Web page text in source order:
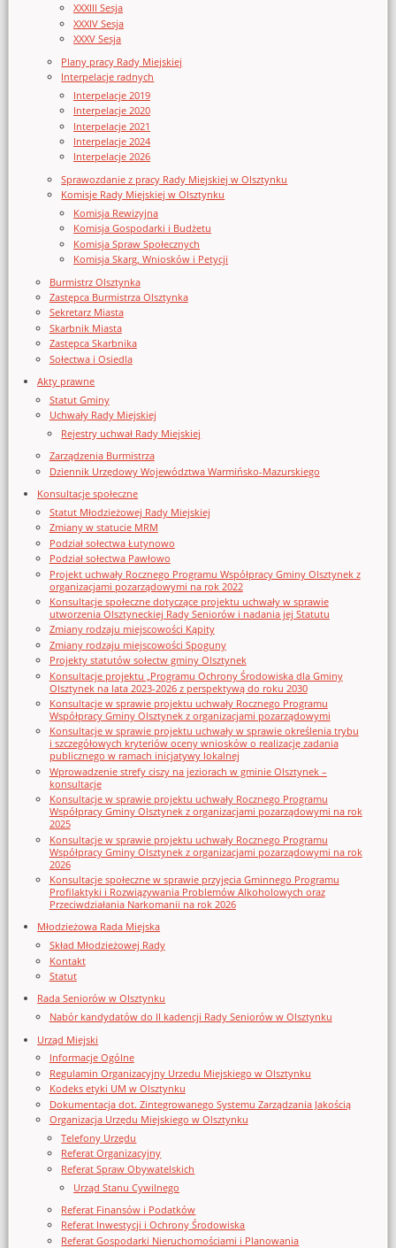
XXXIII Sesja
XXXIV Sesja
XXXV Sesja
Plany pracy Rady Miejskiej
Interpelacje radnych
Interpelacje 2019
Interpelacje 2020
Interpelacje 2021
Interpelacje 2024
Interpelacje 2026
Sprawozdanie z pracy Rady Miejskiej w Olsztynku
Komisje Rady Miejskiej w Olsztynku
Komisja Rewizyjna
Komisja Gospodarki i Budżetu
Komisja Spraw Społecznych
Komisja Skarg, Wniosków i Petycji
Burmistrz Olsztynka
Zastępca Burmistrza Olsztynka
Sekretarz Miasta
Skarbnik Miasta
Zastępca Skarbnika
Sołectwa i Osiedla
Akty prawne
Statut Gminy
Uchwały Rady Miejskiej
Rejestry uchwał Rady Miejskiej
Zarządzenia Burmistrza
Dziennik Urzędowy Województwa Warmińsko-Mazurskiego
Konsultacje społeczne
Statut Młodzieżowej Rady Miejskiej
Zmiany w statucie MRM
Podział sołectwa Łutynowo
Podział sołectwa Pawłowo
Projekt uchwały Rocznego Programu Współpracy Gminy Olsztynek z
organizacjami pozarządowymi na rok 2022
Konsultacje społeczne dotyczące projektu uchwały w sprawie
utworzenia Olsztyneckiej Rady Seniorów i nadania jej Statutu
Zmiany rodzaju miejscowości Kąpity
Zmiany rodzaju miejscowości Spoguny
Projekty statutów sołectw gminy Olsztynek
Konsultacje projektu „Programu Ochrony Środowiska dla Gminy
Olsztynek na lata 2023-2026 z perspektywą do roku 2030
Konsultacje w sprawie projektu uchwały Rocznego Programu
Współpracy Gminy Olsztynek z organizacjami pozarządowymi
Konsultacje w sprawie projektu uchwały w sprawie określenia trybu
i szczegółowych kryteriów oceny wniosków o realizację zadania
publicznego w ramach inicjatywy lokalnej
Wprowadzenie strefy ciszy na jeziorach w gminie Olsztynek –
konsultacje
Konsultacje w sprawie projektu uchwały Rocznego Programu
Współpracy Gminy Olsztynek z organizacjami pozarządowymi na rok
2025
Konsultacje w sprawie projektu uchwały Rocznego Programu
Współpracy Gminy Olsztynek z organizacjami pozarządowymi na rok
2026
Konsultacje społeczne w sprawie przyjęcia Gminnego Programu
Profilaktyki i Rozwiązywania Problemów Alkoholowych oraz
Przeciwdziałania Narkomanii na rok 2026
Młodzieżowa Rada Miejska
Skład Młodzieżowej Rady
Kontakt
Statut
Rada Seniorów w Olsztynku
Nabór kandydatów do II kadencji Rady Seniorów w Olsztynku
Urząd Miejski
Informacje Ogólne
Regulamin Organizacyjny Urzedu Miejskiego w Olsztynku
Kodeks etyki UM w Olsztynku
Dokumentacja dot. Zintegrowanego Systemu Zarządzania Jakością
Organizacja Urzędu Miejskiego w Olsztynku
Telefony Urzędu
Referat Organizacyjny
Referat Spraw Obywatelskich
Urząd Stanu Cywilnego
Referat Finansów i Podatków
Referat Inwestycji i Ochrony Środowiska
Referat Gospodarki Nieruchomościami i Planowania